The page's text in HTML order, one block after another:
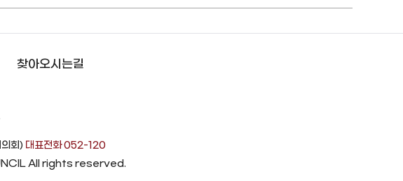
찾아오시는길
회) 대표전화 052-120
All rights reserved.